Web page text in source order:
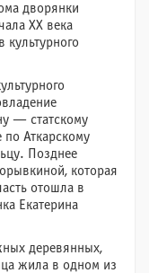
дворянки
XX века
культурного
— статскому
по Аткарскому
Позднее
которая
отошла в
Екатерина
деревянных,
жила в одном из